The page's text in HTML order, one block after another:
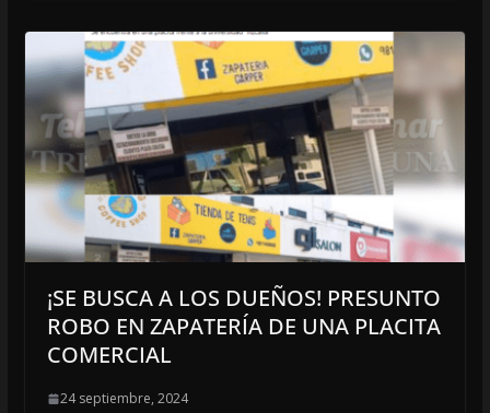
¡SE BUSCA A LOS DUEÑOS! PRESUNTO
ROBO EN ZAPATERÍA DE UNA PLACITA
COMERCIAL
24 septiembre, 2024